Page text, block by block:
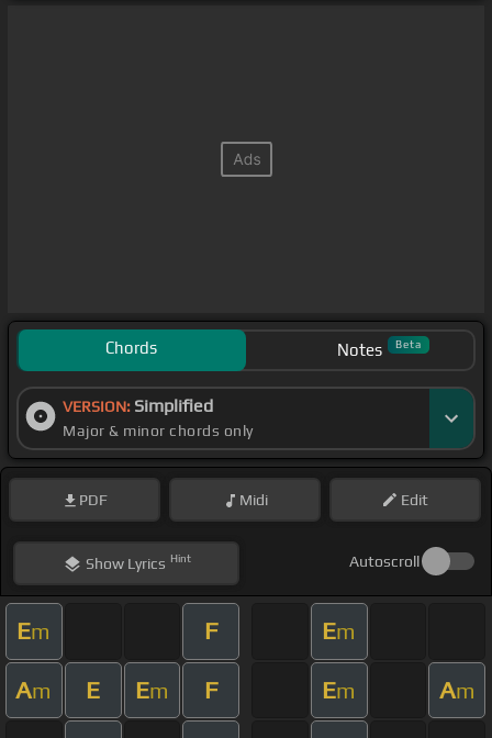
Chords Notes Beta
VERSION: Simplified
Major & minor chords only
PDF Midi Edit
ShowLyrics Hint Autoscroll
Em F Em
Am E Em F Em Am